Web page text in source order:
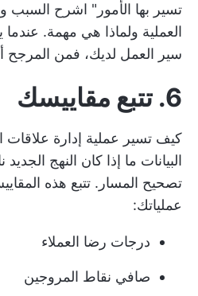
تسير بها الأمور" اشرح السبب
العملية ولماذا هي مهمة.
سير العمل لديك، فمن المرجح
6. تتبع مقاييسك
كيف تسير عملية إدارة علاقات
البيانات ما إذا كان النهج
تصحيح المسار. تتبع هذه
عملياتك:
درجات رضا العملاء
صافي نقاط المروجين